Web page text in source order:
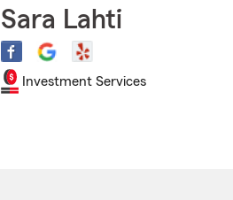
Sara Lahti
Investment Services